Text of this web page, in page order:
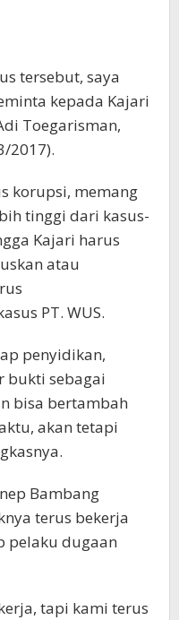
tersebut, saya
kepada Kajari
Toegarisman,
2017).
korupsi, memang
tinggi dari kasus-
Kajari harus
atau
PT. WUS.
penyidikan,
bukti sebagai
bisa bertambah
akan tetapi
Bambang
terus bekerja
pelaku dugaan
tapi kami terus